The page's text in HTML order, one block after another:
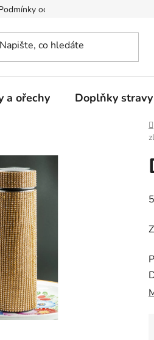
ochrany osobních údajů
a ořechy Doplňky stravy